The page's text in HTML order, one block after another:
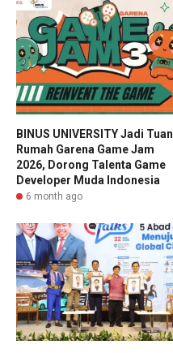
BINUS UNIVERSITY Jadi Tuan
Rumah Garena Game Jam
2026, Dorong Talenta Game
Developer Muda Indonesia
6 month ago